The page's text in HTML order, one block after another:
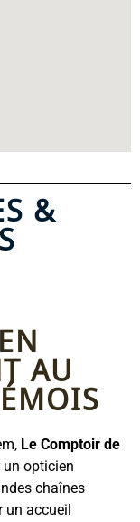
&
AU
Le Comptoir de
opticien
chaînes
un accueil